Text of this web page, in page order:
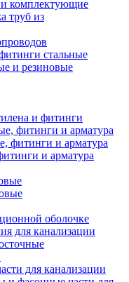
и комплектующие
труб из
стальные
и резиновые
и фитинги
фитинги и арматура
фитинги и арматура
и арматура
оболочке
для канализации
для канализации